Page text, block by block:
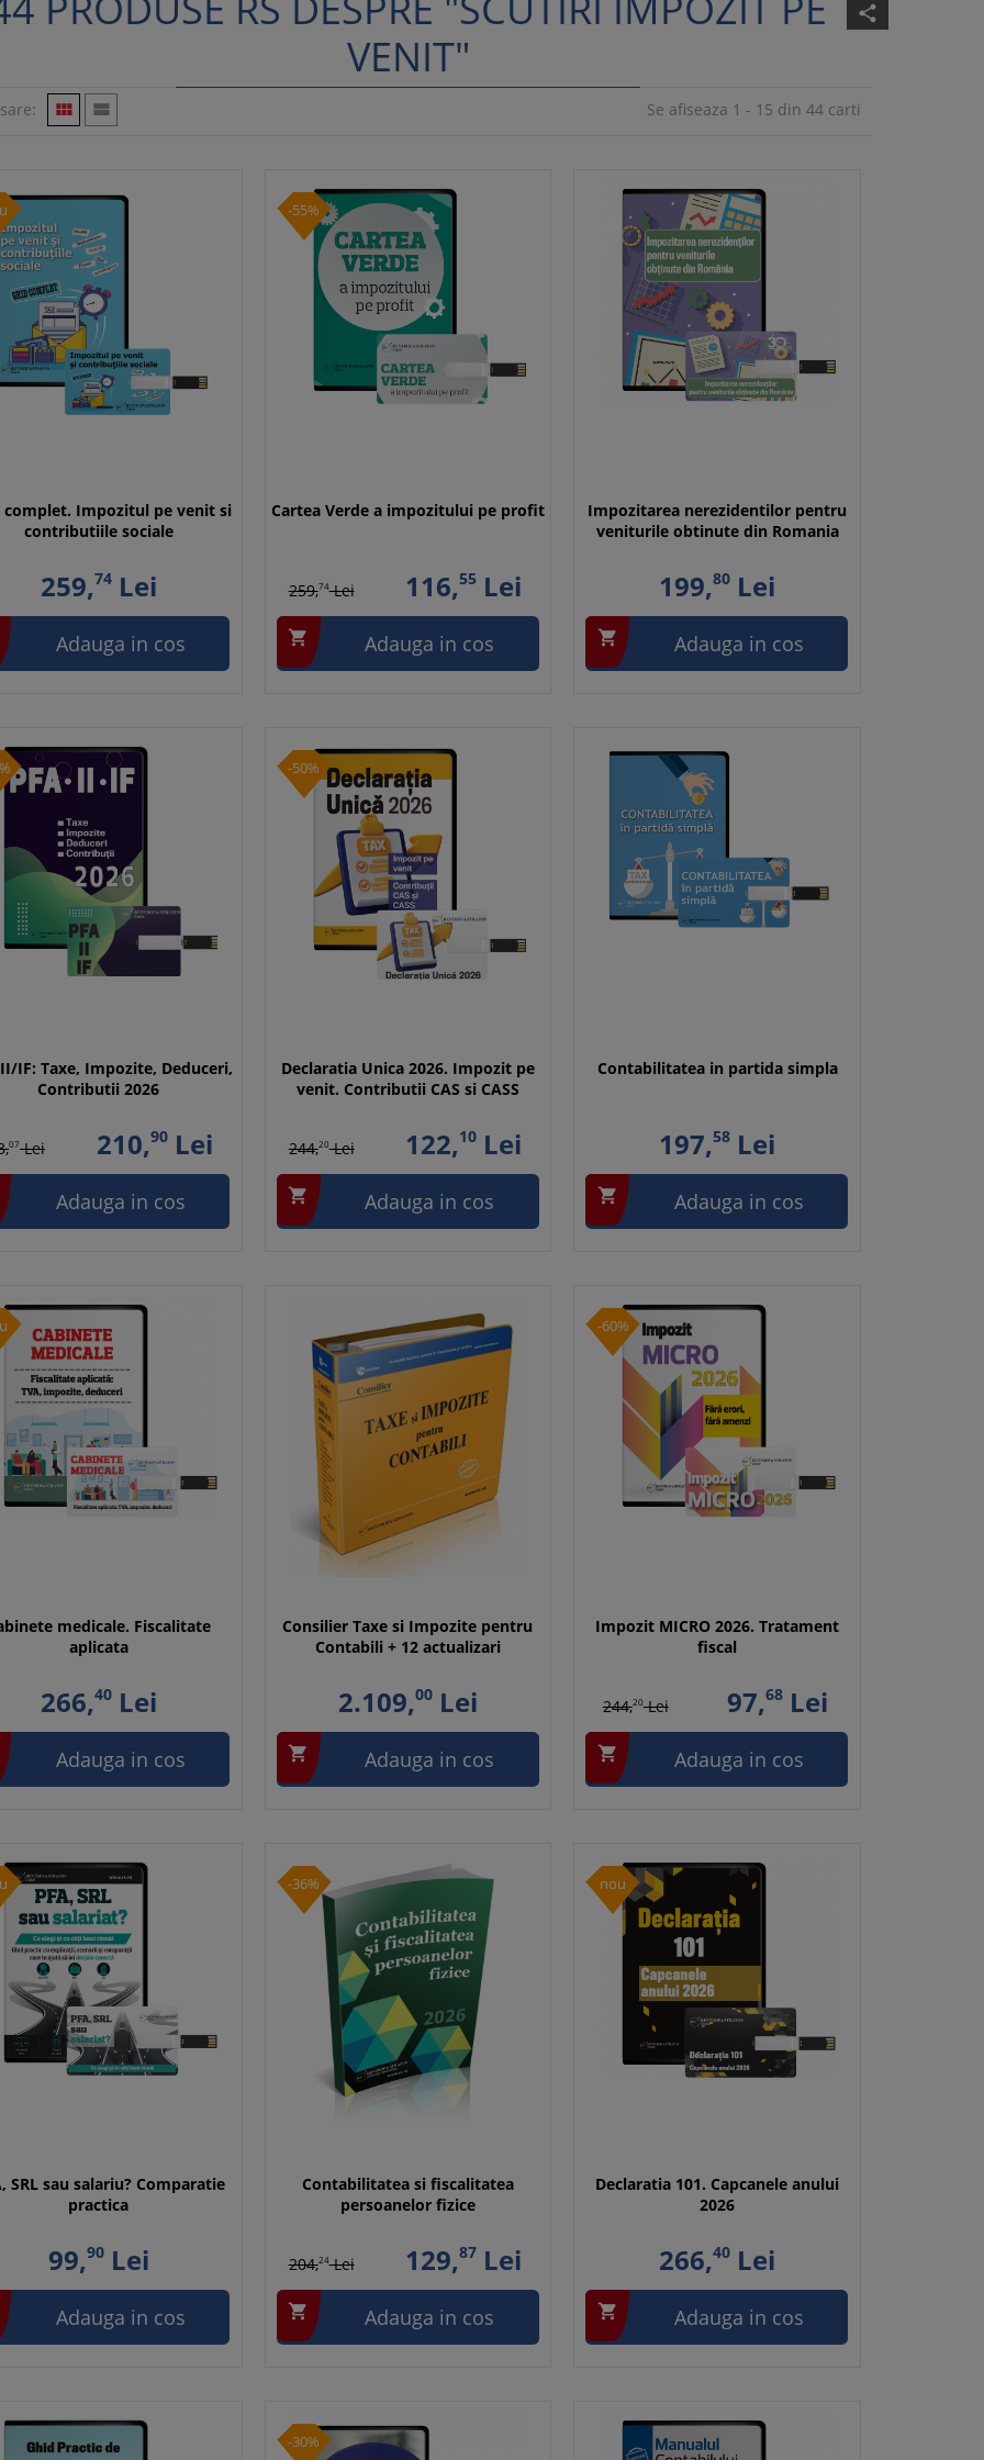
share
VENIT"
  Se afiseaza 1 - 15 din 44 carti
complet. Impozitul pe venit si
contributiile sociale
259,74Lei
Adauga in cos
-55%
Cartea Verde a impozitului pe profit
259,74Lei 116,55 Lei
 Adauga in cos
Impozitarea nerezidentilor pentru
veniturile obtinute din Romania
199,80Lei
 Adauga in cos
IF: Taxe, Impozite, Deduceri,
Contributii 2026
07Lei 210,90Lei
Adauga in cos
-50%
Declaratia Unica 2026. Impozit pe
venit. Contributii CAS si CASS
244,20Lei 122,10 Lei
 Adauga in cos
Contabilitatea in partida simpla
197,58Lei
 Adauga in cos
medicale. Fiscalitate
aplicata
266,40Lei
Adauga in cos
Consilier Taxe si Impozite pentru
Contabili + 12 actualizari
2.109,00Lei
 Adauga in cos
-60%
Impozit MICRO 2026. Tratament
fiscal
244,20Lei 97,68 Lei
 Adauga in cos
SRL sau salariu? Comparatie
practica
99,90Lei
Adauga in cos
-36%
Contabilitatea si fiscalitatea
persoanelor fizice
204,24Lei 129,87 Lei
 Adauga in cos
nou
Declaratia 101. Capcanele anului
2026
266,40Lei
 Adauga in cos
-30%